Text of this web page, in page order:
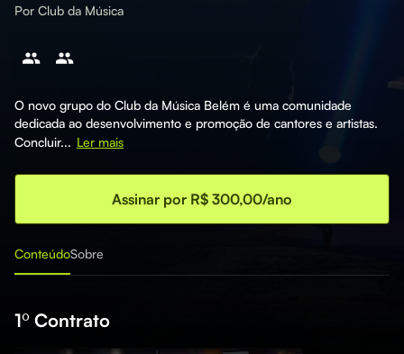
Por Club da Música
O novo grupo do Club da Música Belém é uma comunidade
dedicada ao desenvolvimento e promoção de cantores e artistas.
Concluir... Ler mais
Assinar por R$ 300,00/ano
ConteúdoSobre
1º Contrato